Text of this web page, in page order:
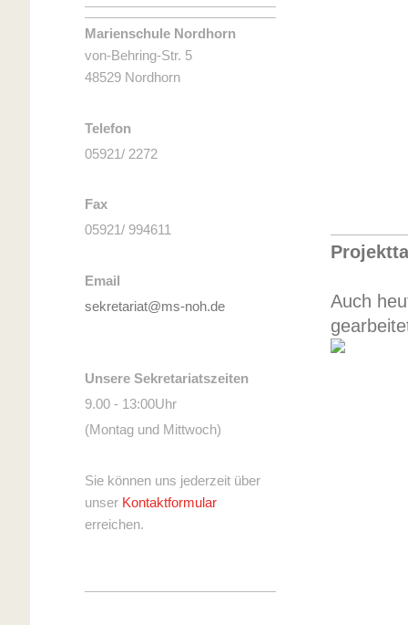
Auch
Marienschule Nordhorn
von-Behring-Str. 5
48529 Nordhorn
Telefon
05921/ 2272
Fax
05921/ 994611
Email
sekretariat@ms-noh.de
Unsere Sekretariatszeiten
9.00 - 13:00Uhr
(Montag und Mittwoch)
Sie können uns jederzeit über
unser Kontaktformular
erreichen.